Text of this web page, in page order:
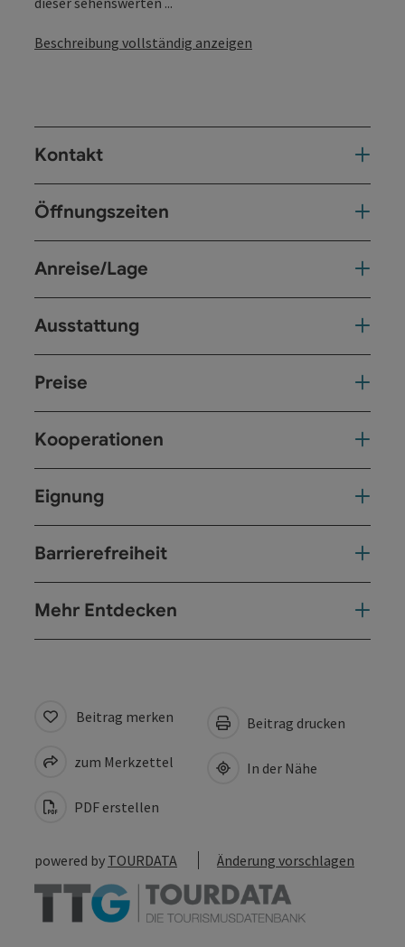
Beschreibung vollständig anzeigen
Kontakt
Öffnungszeiten
Anreise/Lage
Ausstattung
Preise
Kooperationen
Eignung
Barrierefreiheit
Mehr Entdecken
Beitrag merken
zum Merkzettel
PDF erstellen
Beitrag drucken
In der Nähe
powered by TOURDATA Änderung vorschlagen